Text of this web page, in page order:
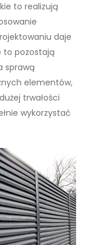
to realizują
daje
to pozostają
sprawą
elementów,
trwałości
wykorzystać